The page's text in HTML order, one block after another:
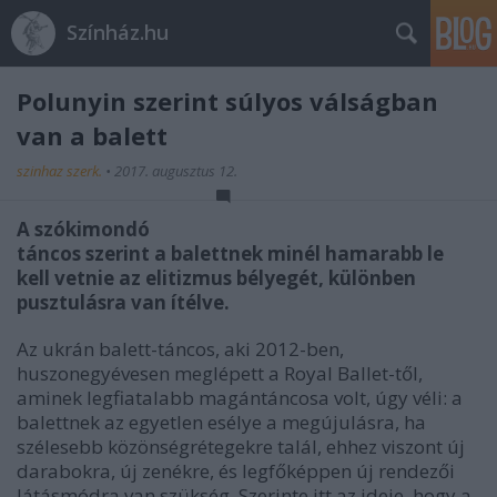
Színház.hu
Polunyin szerint súlyos válságban
van a balett
szinhaz szerk. • 2017. augusztus 12.
A szókimondó
táncos szerint a balettnek minél hamarabb le
kell vetnie az elitizmus bélyegét, különben
pusztulásra van ítélve.
Az ukrán balett-táncos, aki 2012-ben,
huszonegyévesen meglépett a Royal Ballet-től,
aminek legfiatalabb magántáncosa volt, úgy véli: a
balettnek az egyetlen esélye a megújulásra, ha
szélesebb közönségrétegekre talál, ehhez viszont új
darabokra, új zenékre, és legfőképpen új rendezői